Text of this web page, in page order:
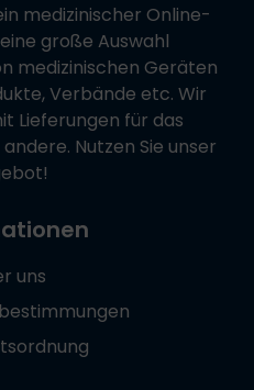
medizinischer Online-
große Auswahl
medizinischen Geräten
Verbände etc. Wir
Lieferungen für das
Nutzen Sie unser
uns